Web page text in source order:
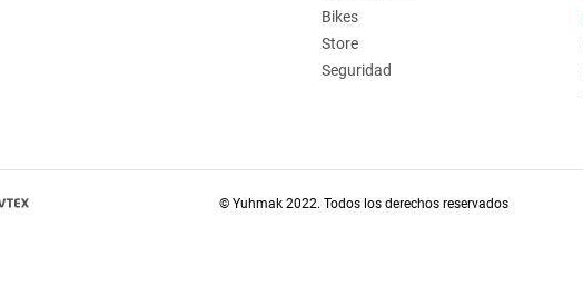
Bikes
Store
Seguridad
© Yuhmak 2022. Todos los derechos reservados